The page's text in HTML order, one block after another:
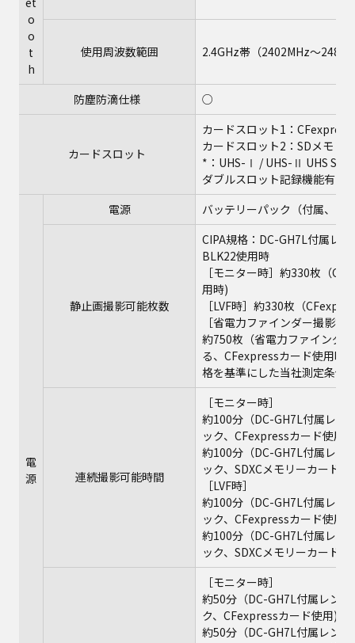
o
o
t
h
使用周波数範囲 2.4GHz帯（2402MHz～
防塵防滴仕様 ○
カードスロット
カードスロット1：
カードスロット2：SDメモリ
*：UHS-Ⅰ / UHS-Ⅱ UHS
ダブルスロット記録機能有
電
源
電源 バッテリーパック（付属、
静止画撮影可能枚数
CIPA規格：DC-GH7L付属レ
BLK22使用時
［モニター時］約330枚（
用時)
［LVF時］約330枚（
［省電力ファインダー撮影設
約750枚（省電力ファインダ
る、CFexpressカード使用時
格を基準にした当社測定条件
連続撮影可能時間
［モニター時］
約100分（DC-GH7L付属レン
ック、CFexpressカード使用)
約100分（DC-GH7L付属レン
ック、SDXCメモリーカード使
［LVF時］
約100分（DC-GH7L付属レン
ック、CFexpressカード使用)
約100分（DC-GH7L付属レン
ック、SDXCメモリーカード使
［モニター時］
約50分（DC-GH7L付属レン
ク、CFexpressカード使用)
約50分（DC-GH7L付属レン